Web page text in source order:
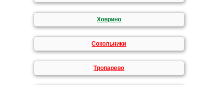
Ховрино
Сокольники
Тропарево